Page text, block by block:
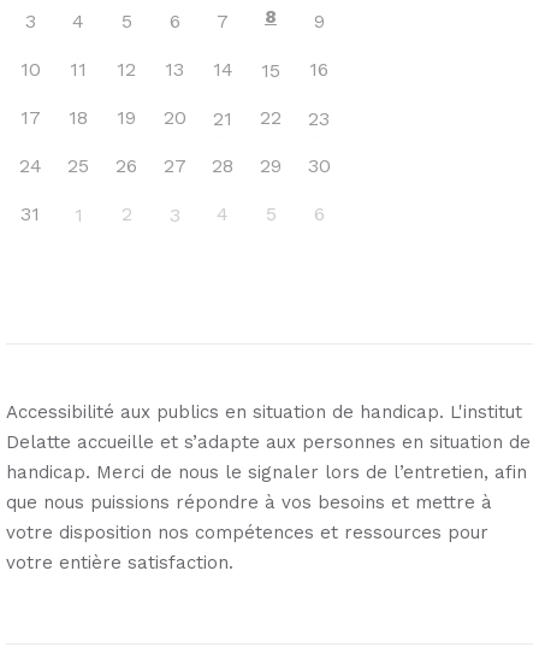
3 4 5 6 7 8 9
10 11 12 13 14 15 16
17 18 19 20 21 22 23
24 25 26 27 28 29 30
31 1 2 3 4 5 6
Accessibilité aux publics en situation de handicap. L'institut
Delatte accueille et s’adapte aux personnes en situation de
handicap. Merci de nous le signaler lors de l’entretien, afin
que nous puissions répondre à vos besoins et mettre à
votre disposition nos compétences et ressources pour
votre entière satisfaction.